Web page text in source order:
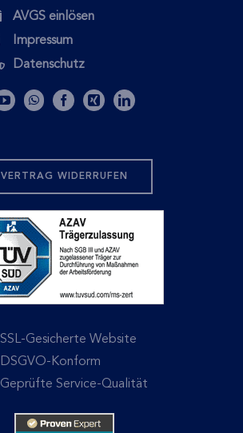
AVGS einlösen
Impressum
Datenschutz
VERTRAG WIDERRUFEN
SSL-Gesicherte Website
DSGVO-Konform
Geprüfte Service-Qualität